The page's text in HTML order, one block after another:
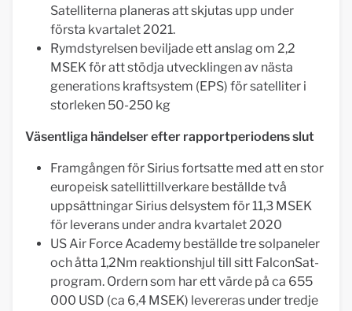
Satelliterna planeras att skjutas upp under
första kvartalet 2021.
Rymdstyrelsen beviljade ett anslag om 2,2
MSEK för att stödja utvecklingen av nästa
generations kraftsystem (EPS) för satelliter i
storleken 50-250 kg
Väsentliga händelser efter rapportperiodens slut
Framgången för Sirius fortsatte med att en stor
europeisk satellittillverkare beställde två
uppsättningar Sirius delsystem för 11,3 MSEK
för leverans under andra kvartalet 2020
US Air Force Academy beställde tre solpaneler
och åtta 1,2Nm reaktionshjul till sitt FalconSat-
program. Ordern som har ett värde på ca 655
000 USD (ca 6,4 MSEK) levereras under tredje